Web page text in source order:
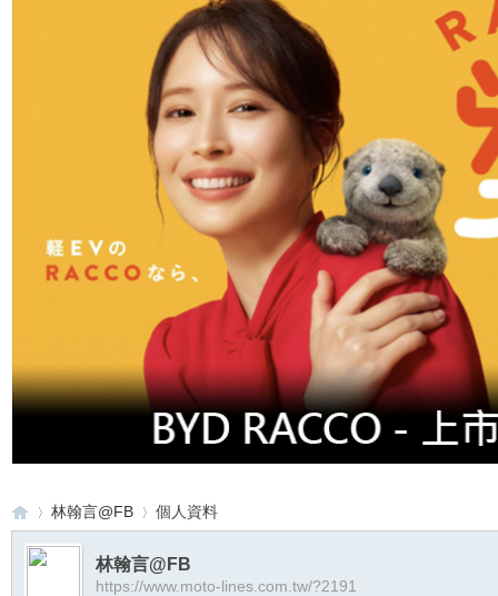
林翰言@FB 個人資料
林翰言@FB
https://www.moto-lines.com.tw/?2191